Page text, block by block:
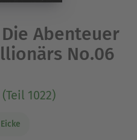
Abenteuer
No.06
1022)